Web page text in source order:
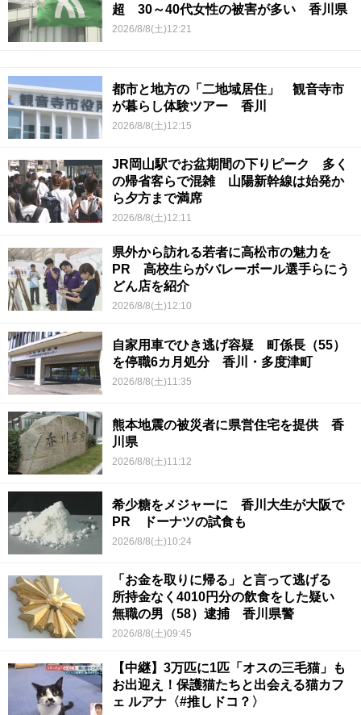
超 30～40代女性の被害が多い 香川県
2026/8/8(土)12:21
都市と地方の「二地域居住」 観音寺市
が暮らし体験ツアー 香川
2026/8/8(土)12:15
JR岡山駅でお盆期間の下りピーク 多く
の帰省客らで混雑 山陽新幹線は始発か
ら夕方まで満席
2026/8/8(土)12:11
県外から訪れる若者に高松市の魅力を
PR 高校生らがバレーボール選手らにう
どん店を紹介
2026/8/8(土)12:10
自家用車でひき逃げ容疑 町係長（55）
を停職6カ月処分 香川・多度津町
2026/8/8(土)11:35
熊本地震の被災者に県営住宅を提供 香
川県
2026/8/8(土)11:12
希少糖をメジャーに 香川大生が大阪で
PR ドーナツの試食も
2026/8/8(土)10:24
「お金を取りに帰る」と言って逃げる
所持金なく4010円分の飲食をした疑い
無職の男（58）逮捕 香川県警
2026/8/8(土)09:45
【中継】3万匹に1匹「オスの三毛猫」も
お出迎え！保護猫たちと出会える猫カフ
ェ ルアナ〈#推しドコ？〉